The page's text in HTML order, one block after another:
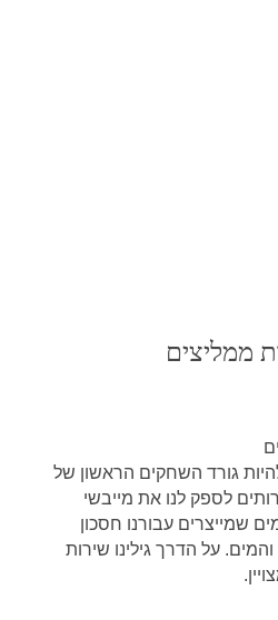
ממליצים
גורד השחקים הראשון של
לספק לנו את מייבשי
שמייצרים עבורנו חסכון
על הדרך גילינו שירות